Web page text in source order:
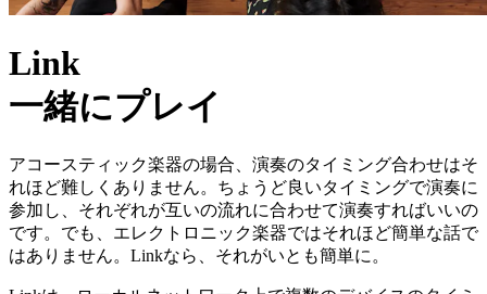
Link
一緒にプ⁠レ⁠イ
アコースティック楽器の場合、演奏のタイミング合わせはそ
れほど難しくありません。ちょうど良いタイミングで演奏に
参加し、それぞれが互いの流れに合わせて演奏すればいいの
です。でも、エレクトロニック楽器ではそれほど簡単な話で
はありません。Linkなら、それがいとも簡単に。